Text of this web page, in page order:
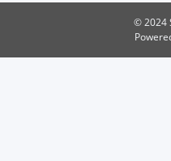
© 2024